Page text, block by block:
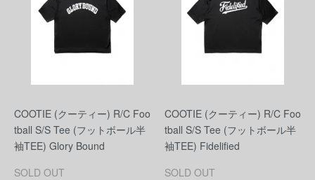
COOTIE (クーティー) R/C Foo
tball S/S Tee (フットボール半
袖TEE) Glory Bound
SOLD OUT
COOTIE (クーティー) R/C Foo
tball S/S Tee (フットボール半
袖TEE) Fidelified
SOLD OUT